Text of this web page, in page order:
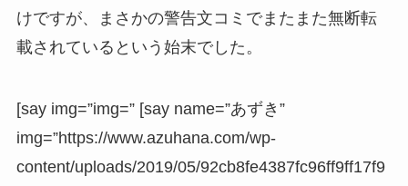
けですが、まさかの警告文コミでまたまた無断転
載されているという始末でした。
[say img=”img=” [say name=”あずき”
img=”https://www.azuhana.com/wp-
content/uploads/2019/05/92cb8fe4387fc96ff9ff17f9